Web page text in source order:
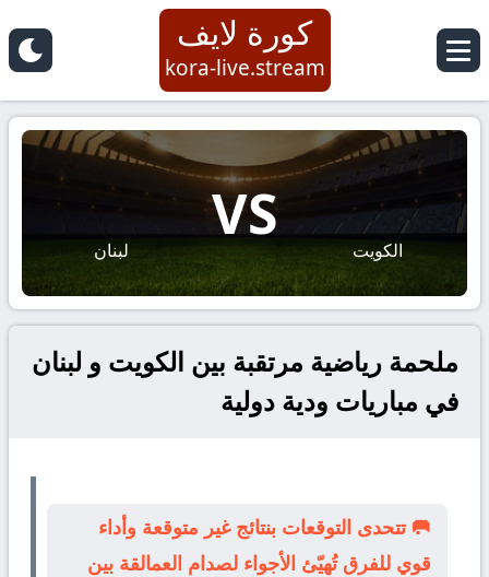
كورة لايف
kora-live.stream
الكويت
VS
لبنان
ملحمة رياضية مرتقبة بين الكويت و لبنان
في مباريات ودية دولية
🥅 تتحدى التوقعات بنتائج غير متوقعة وأداء
قوي للفرق تُهيّئ الأجواء لصدام العمالقة بين